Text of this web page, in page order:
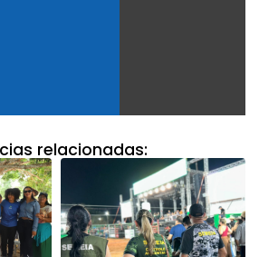
relacionadas: